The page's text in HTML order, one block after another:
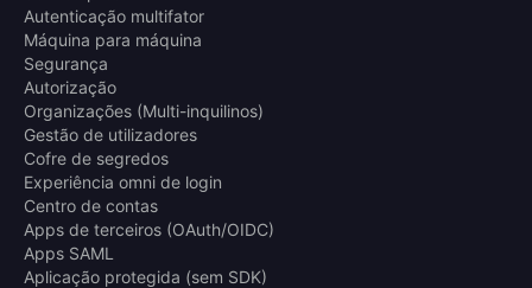
Autenticação multifator
Máquina para máquina
Segurança
Autorização
Organizações (Multi-inquilinos)
Gestão de utilizadores
Cofre de segredos
Experiência omni de login
Centro de contas
Apps de terceiros (OAuth/OIDC)
Apps SAML
Aplicação protegida (sem SDK)